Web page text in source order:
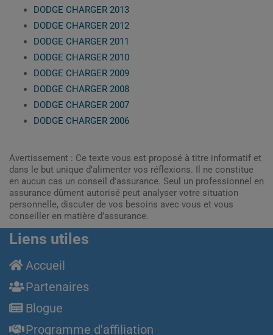
DODGE CHARGER 2013
DODGE CHARGER 2012
DODGE CHARGER 2011
DODGE CHARGER 2010
DODGE CHARGER 2009
DODGE CHARGER 2008
DODGE CHARGER 2007
DODGE CHARGER 2006
Avertissement : Ce texte vous est proposé à titre informatif et
dans le but unique d’alimenter vos réflexions. Il ne constitue
en aucun cas un conseil d'assurance. Seul un professionnel en
assurance dûment autorisé peut analyser votre situation
personnelle, discuter de vos besoins avec vous et vous
conseiller en matière d’assurance.
Liens utiles
Accueil
Partenaires
Blogue
Programme d'affiliation